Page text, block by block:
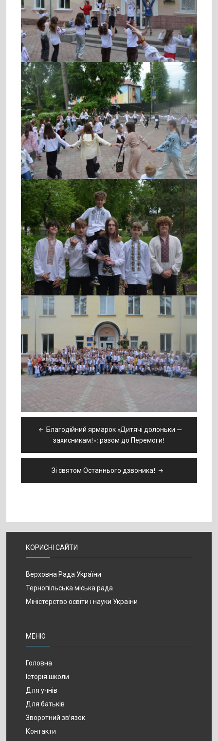
записівБлагодійний ярмарок «Дитячі долоньки —
захисникам!»: разом до Перемоги!
Зі святом Останнього дзвоника!
КОРИСНІ САЙТИ
Верховна Рада України
Тернопільська міська рада
Міністерство освіти і науки України
МЕНЮ
Головна
Історія школи
Для учнів
Для батьків
Зворотний зв’язок
Контакти